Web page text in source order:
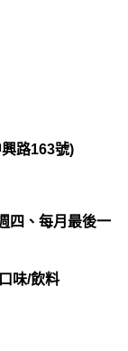
路163號)
四、每月最後一
味/飲料